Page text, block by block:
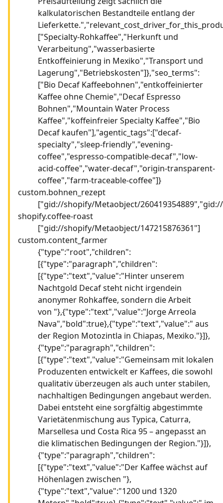
kalkulatorischen Bestandteile entlang der
["Specialty-Rohkaffee","Herkunft und
Verarbeitung","wasserbasierte
Entkoffeinierung in Mexiko","Transport und
Lagerung","Betriebskosten"]},"seo_terms":
["Bio Decaf Kaffeebohnen","entkoffeinierter
Kaffee ohne Chemie","Decaf Espresso
Bohnen","Mountain Water Process
Kaffee","koffeinfreier Specialty Kaffee","Bio
Decaf kaufen"],"agentic_tags":["decaf-
specialty","sleep-friendly","evening-
coffee","espresso-compatible-decaf","low-
acid-coffee","water-decaf","origin-transparent-
coffee","farm-traceable-coffee"]}
custom.bohnen_rezept
["gid://shopify/Metaobject/
shopify.coffee-roast
["gid://shopify/Metaobject/147215876361"]
custom.content_farmer
{"type":"root","children":
[{"type":"paragraph","children":
[{"type":"text","value":"Hinter unserem
Nachtgold Decaf steht nicht irgendein
anonymer Rohkaffee, sondern die Arbeit
von "},{"type":"text","value":"Jorge Arreola
Nava","bold":true},{"type":"text","value":" aus
der Region Motozintla in Chiapas, Mexiko."}]},
{"type":"paragraph","children":
[{"type":"text","value":"Gemeinsam mit lokalen
Produzenten entwickelt er Kaffees, die sowohl
qualitativ überzeugen als auch unter stabilen,
nachhaltigen Bedingungen angebaut werden.
Dabei entsteht eine sorgfältig abgestimmte
Varietätenmischung aus Typica, Caturra,
Marsellesa und Costa Rica 95 – angepasst an
die klimatischen Bedingungen der Region."}]},
{"type":"paragraph","children":
[{"type":"text","value":"Der Kaffee wächst auf
Höhenlagen zwischen "},
{"type":"text","value":"1200 und 1320